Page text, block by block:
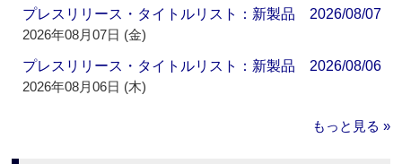
プレスリリース・タイトルリスト：新製品 2026/08/07
2026年08月07日 (金)
プレスリリース・タイトルリスト：新製品 2026/08/06
2026年08月06日 (木)
もっと見る »